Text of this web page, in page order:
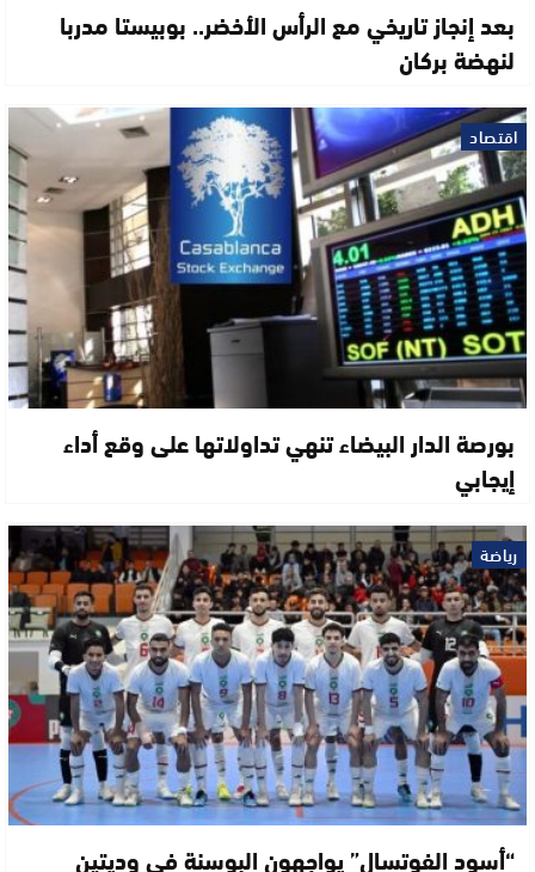
بعد إنجاز تاريخي مع الرأس الأخضر.. بوبيستا مدربا
لنهضة بركان
اقتصاد
بورصة الدار البيضاء تنهي تداولاتها على وقع أداء
إيجابي
رياضة
“أسود الفوتسال” يواجهون البوسنة في وديتين